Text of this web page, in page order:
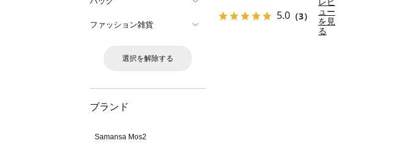
ファッション雑貨
選択を解除する
ブランド
Samansa Mos2
5.0 （3）
ュー
を見
る